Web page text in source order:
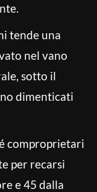
tende una
nel vano
sotto il
dimenticati
comproprietari
per recarsi
e 45 dalla